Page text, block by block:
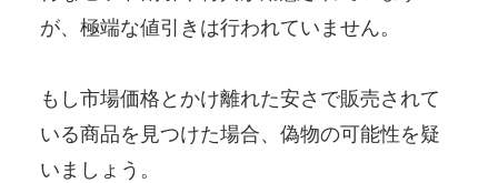
が、極端な値引きは行われていません。
もし市場価格とかけ離れた安さで販売されて
いる商品を見つけた場合、偽物の可能性を疑
いましょう。